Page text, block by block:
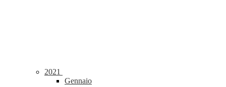
2021
Gennaio